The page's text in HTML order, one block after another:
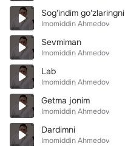
Sog'indim go'zlaringni
Imomiddin Ahmedov
Sevmiman
Imomiddin Ahmedov
Lab
Imomiddin Ahmedov
Getma jonim
Imomiddin Ahmedov
Dardimni
Imomiddin Ahmedov